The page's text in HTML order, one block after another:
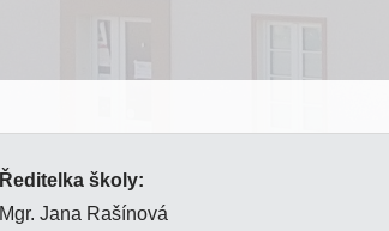
Ředitelka školy:
Mgr. Jana Rašínová